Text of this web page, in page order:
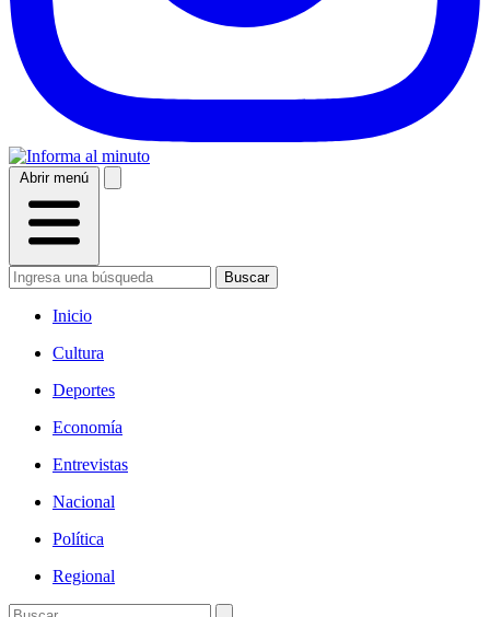
Abrir menú
Buscar
Inicio
Cultura
Deportes
Economía
Entrevistas
Nacional
Política
Regional